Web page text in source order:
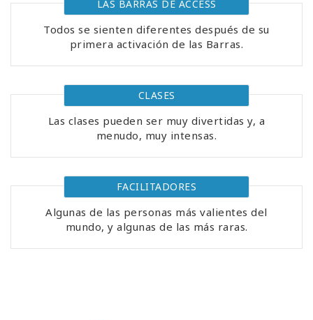
LAS BARRAS DE ACCESS
Todos se sienten diferentes después de su
primera activación de las Barras.
CLASES
Las clases pueden ser muy divertidas y, a
menudo, muy intensas.
FACILITADORES
Algunas de las personas más valientes del
mundo, y algunas de las más raras.